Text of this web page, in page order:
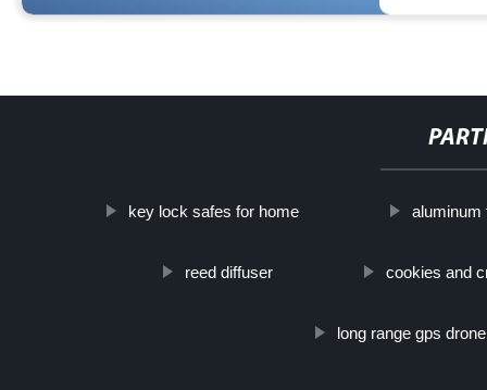
key lock safes for home aluminum
reed diffuser cookies and
long range gps drone